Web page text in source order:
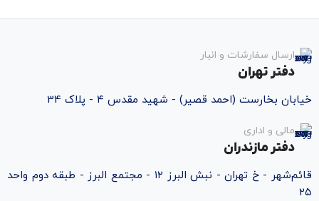
ارسال سفارشات و انبار
دفتر تهران
خیابان بخارست (احمد قصیر) - شهید مقدس ۴ - پلاک 34
مالی و اداری
دفتر مازندران
قائم‌شهر - خ تهران - نبش البرز ۱۲ - مجتمع البرز - طبقه دوم واحد
۲۵